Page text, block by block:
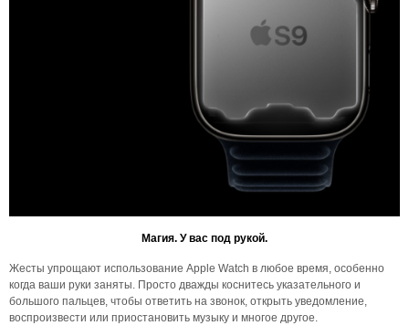
Магия. У вас под рукой.
Жесты упрощают использование Apple Watch в любое время, особенно
когда ваши руки заняты. Просто дважды коснитесь указательного и
большого пальцев, чтобы ответить на звонок, открыть уведомление,
воспроизвести или приостановить музыку и многое другое.